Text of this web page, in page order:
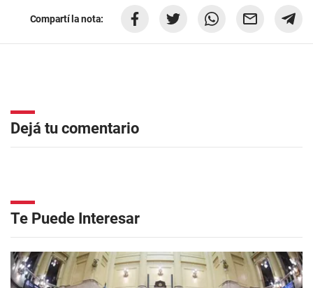
Compartí la nota:
Dejá tu comentario
Te Puede Interesar